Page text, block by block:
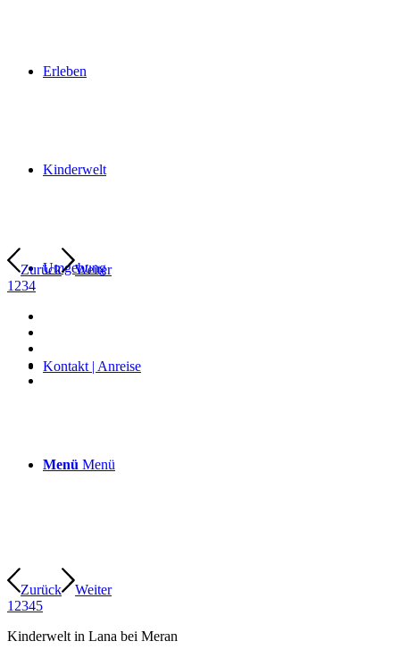
Erleben
Kinderwelt
Umgebung
Kontakt | Anreise
Menü Menü
Zurück
Weiter
1 234
Zurück
Weiter
1 2345
Kinderwelt in Lana bei Meran